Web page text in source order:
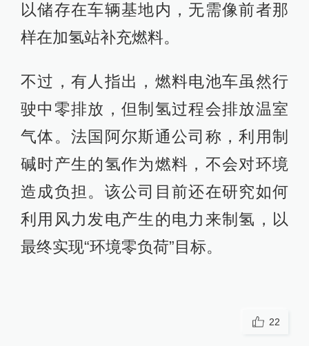
以储存在车辆基地内，无需像前者那
样在加氢站补充燃料。
不过，有人指出，燃料电池车虽然行
驶中零排放，但制氢过程会排放温室
气体。法国阿尔斯通公司称，利用制
碱时产生的氢作为燃料，不会对环境
造成负担。该公司目前还在研究如何
利用风力发电产生的电力来制氢，以
最终实现“环境零负荷”目标。
22